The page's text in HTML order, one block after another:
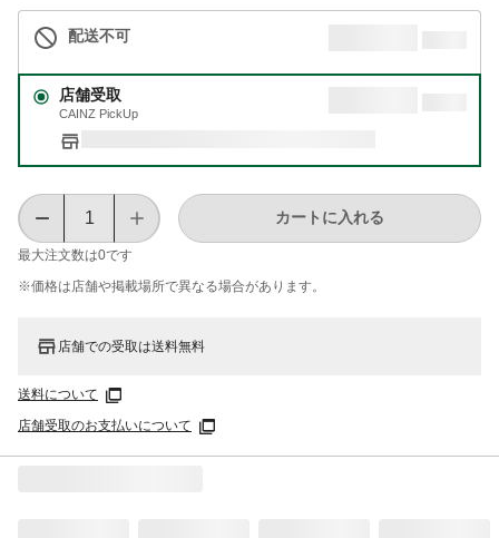
配送不可
店舗受取
CAINZ PickUp
最大注文数は0です
カートに入れる
※価格は​店舗や​掲載場所で​異なる​場合が​あります。
店舗での受取は送料無料
送料について
店舗受取のお支払いについて